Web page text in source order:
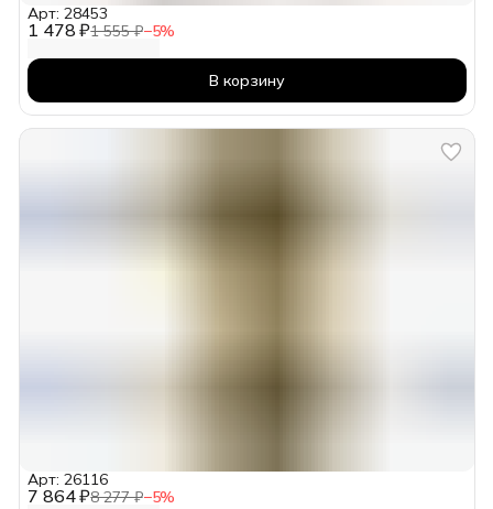
1 478 ₽1 555 ₽−5%
Арт: 28453
В корзину
7 864 ₽8 277 ₽−5%
Арт: 26116